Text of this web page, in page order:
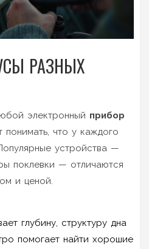
РАЗНЫХ
электронный прибор
понимать, что у каждого
устройства —
поклевки — отличаются
и ценой.
глубину, структуру дна
помогает найти хорошие